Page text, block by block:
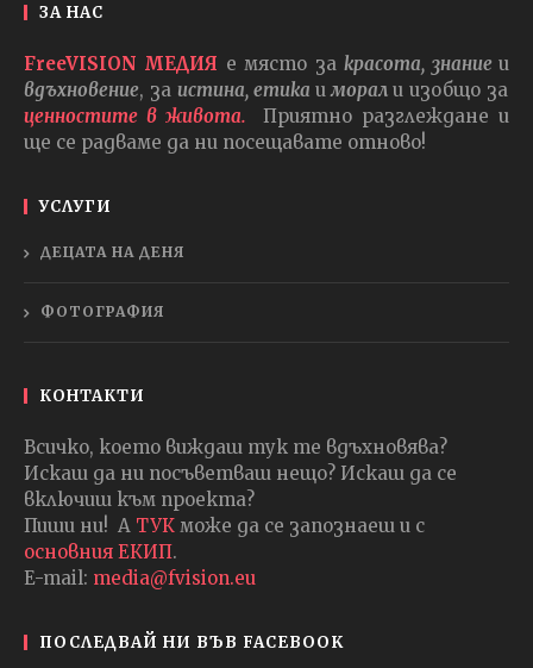
ЗА НАС
FreeVISION МЕДИЯ е място закрасота, знаниеи
вдъхновение, за истина, етика и морали изобщо за
ценностите в живота.
Приятно разглеждане и
ще се радваме да ни посещавате отново!
УСЛУГИ
ДЕЦАТА НА ДЕНЯ
ФОТОГРАФИЯ
КОНТАКТИ
Всичко, което виждаш тук те вдъхновява?
Искаш да ни посъветваш нещо? Искаш да се
включиш към проекта?
Пиши ни! А ТУК може да се запознаеш и с
основния ЕКИП.
E-mail: media@fvision.eu
ПОСЛЕДВАЙ НИ ВЪВ FACEBOOK